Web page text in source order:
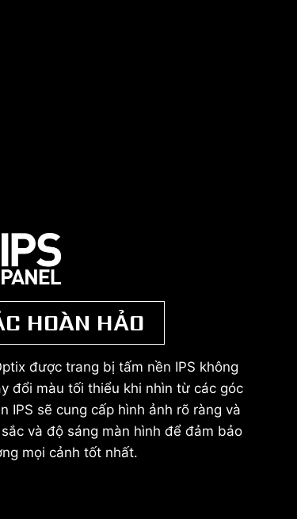
HOÀN HẢO
được trang bị tấm nền IPS không
đổi màu tối thiểu khi nhìn từ các góc
IPS sẽ cung cấp hình ảnh rõ ràng và
và độ sáng màn hình để đảm bảo
mọi cảnh tốt nhất.